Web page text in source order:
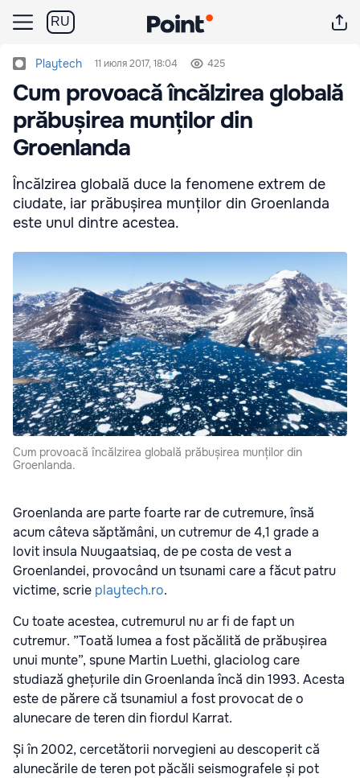
RU
Playtech 11 июля 2017, 18:04 425
Cum provoacă încălzirea globală
prăbușirea munților din
Groenlanda
Încălzirea globală duce la fenomene extrem de
ciudate, iar prăbușirea munților din Groenlanda
este unul dintre acestea.
Cum provoacă încălzirea globală prăbușirea munților din
Groenlanda.
Groenlanda are parte foarte rar de cutremure, însă
acum câteva săptămâni, un cutremur de 4,1 grade a
lovit insula Nuugaatsiaq, de pe costa de vest a
Groenlandei, provocând un tsunami care a făcut patru
victime, scrie playtech.ro.
Cu toate acestea, cutremurul nu ar fi de fapt un
cutremur. ”Toată lumea a fost păcălită de prăbușirea
unui munte”, spune Martin Luethi, glaciolog care
studiază ghețurile din Groenlanda încă din 1993. Acesta
este de părere că tsunamiul a fost provocat de o
alunecare de teren din fiordul Karrat.
Și în 2002, cercetătorii norvegieni au descoperit că
alunecările de teren pot păcăli seismografele și pot